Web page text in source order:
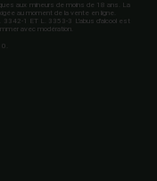
aux mineurs de moins de 18 ans. La
au moment de la vente en ligne.
3342-1 ET L. 3353-3 L'abus d'alcool est
avec modération.